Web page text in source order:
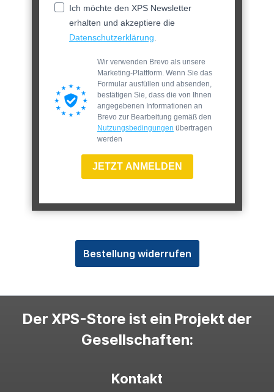
Ich möchte den XPS Newsletter
erhalten und akzeptiere die
Datenschutzerklärung
Wir verwenden Brevo als unsere
Marketing-Plattform. Wenn Sie das
Formular ausfüllen und absenden,
bestätigen Sie, dass die von Ihnen
angegebenen Informationen an
Brevo zur Bearbeitung gemäß den
Nutzungsbedingungen übertragen
werden
JETZT ANMELDEN
Bestellung widerrufen
Der XPS-Store ist ein Projekt der
Gesellschaften:
Kontakt